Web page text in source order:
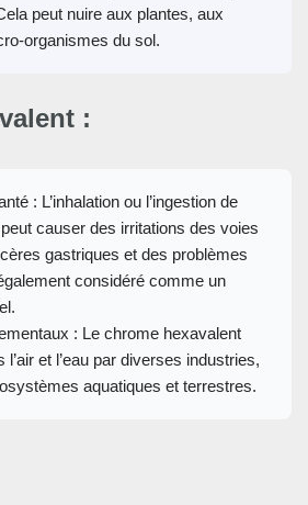
peut nuire aux plantes, aux
organismes du sol.
:
: L’inhalation ou l’ingestion de
causer des irritations des voies
gastriques et des problèmes
considéré comme un
: Le chrome hexavalent
l’air et l’eau par diverses industries,
aquatiques et terrestres.